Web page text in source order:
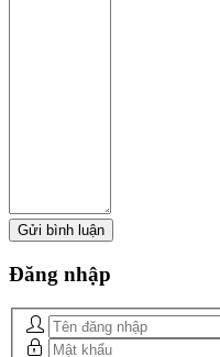
Đăng nhập